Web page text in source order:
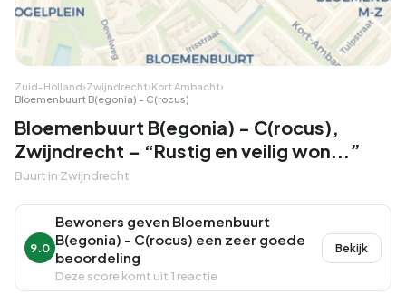
Zuid-Holland›Zwijndrecht›Kort Ambacht›
Bloemenbuurt B(egonia) - C(rocus)
Bloemenbuurt B(egonia) - C(rocus),
Zwijndrecht – “Rustig en veilig won...”
Buurt in Zwijndrecht
9.0
Bewoners geven Bloemenbuurt
B(egonia) - C(rocus) een zeer goede
beoordeling
Deze score komt uit 1 reactie
Bekijk